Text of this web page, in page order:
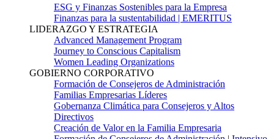
ESG y Finanzas Sostenibles para la Empresa
Finanzas para la sustentabilidad | EMERITUS
LIDERAZGO Y ESTRATEGIA
Advanced Management Program
Journey to Conscious Capitalism
Women Leading Organizations
GOBIERNO CORPORATIVO
Formación de Consejeros de Administración
Familias Empresarias Líderes
Gobernanza Climática para Consejeros y Altos
Directivos
Creación de Valor en la Familia Empresaria